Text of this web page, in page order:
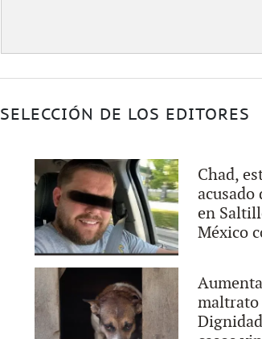
SELECCIÓN DE LOS EDITORES
Chad,
en
México
maltrato